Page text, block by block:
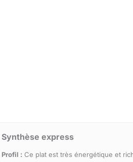
Synthèse express
Profil : Ce plat est très énergétique et